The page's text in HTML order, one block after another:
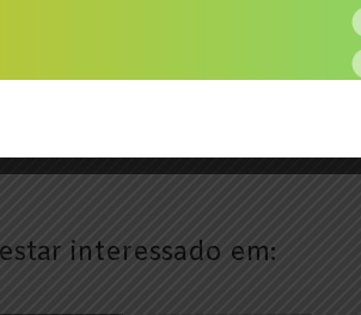
interessado em: